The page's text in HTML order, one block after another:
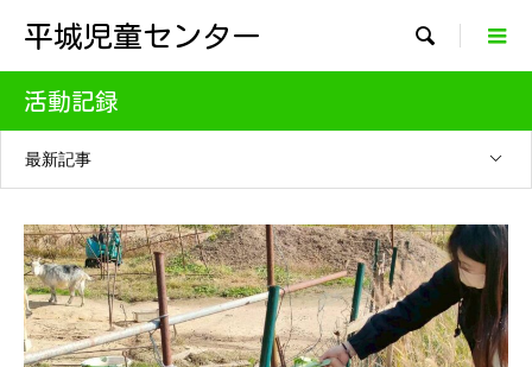
平城児童センター 
活動記録
最新記事